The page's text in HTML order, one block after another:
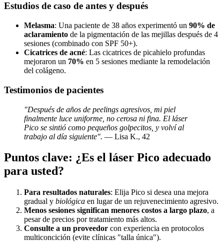
Estudios de caso de antes y después
Melasma: Una paciente de 38 años experimentó un 90% de
aclaramiento de la pigmentación de las mejillas después de 4
sesiones (combinado con SPF 50+).
Cicatrices de acné: Las cicatrices de picahielo profundas
mejoraron un 70% en 5 sesiones mediante la remodelación
del colágeno.
Testimonios de pacientes
"Después de años de peelings agresivos, mi piel
finalmente luce uniforme, no cerosa ni fina. El láser
Pico se sintió como pequeños golpecitos, y volví al
trabajo al día siguiente". — Lisa K., 42
Puntos clave: ¿Es el láser Pico adecuado
para usted?
Para resultados naturales: Elija Pico si desea una mejora
gradual y biológica en lugar de un rejuvenecimiento agresivo.
Menos sesiones significan menores costos a largo plazo, a
pesar de precios por tratamiento más altos.
Consulte a un proveedor con experiencia en protocolos
multiconcición (evite clínicas "talla única").